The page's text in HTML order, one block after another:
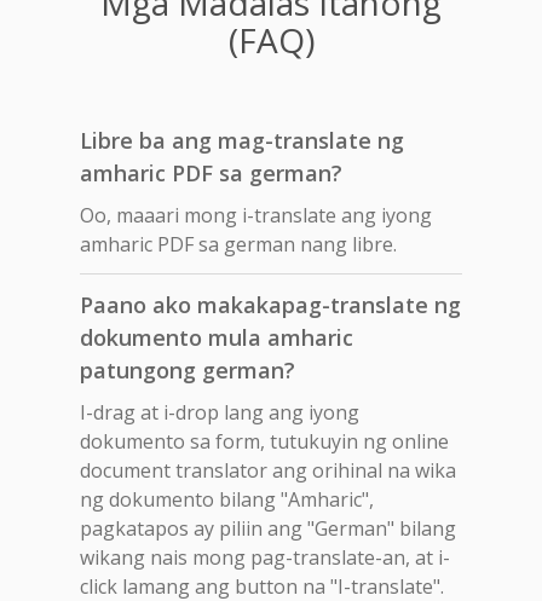
(FAQ)
Libre ba ang mag-translate ng
amharic PDF sa german?
Oo, maaari mong i-translate ang iyong
amharic PDF sa german nang libre.
Paano ako makakapag-translate ng
dokumento mula amharic
patungong german?
I-drag at i-drop lang ang iyong
dokumento sa form, tutukuyin ng online
document translator ang orihinal na wika
ng dokumento bilang "Amharic",
pagkatapos ay piliin ang "German" bilang
wikang nais mong pag-translate-an, at i-
click lamang ang button na "I-translate".